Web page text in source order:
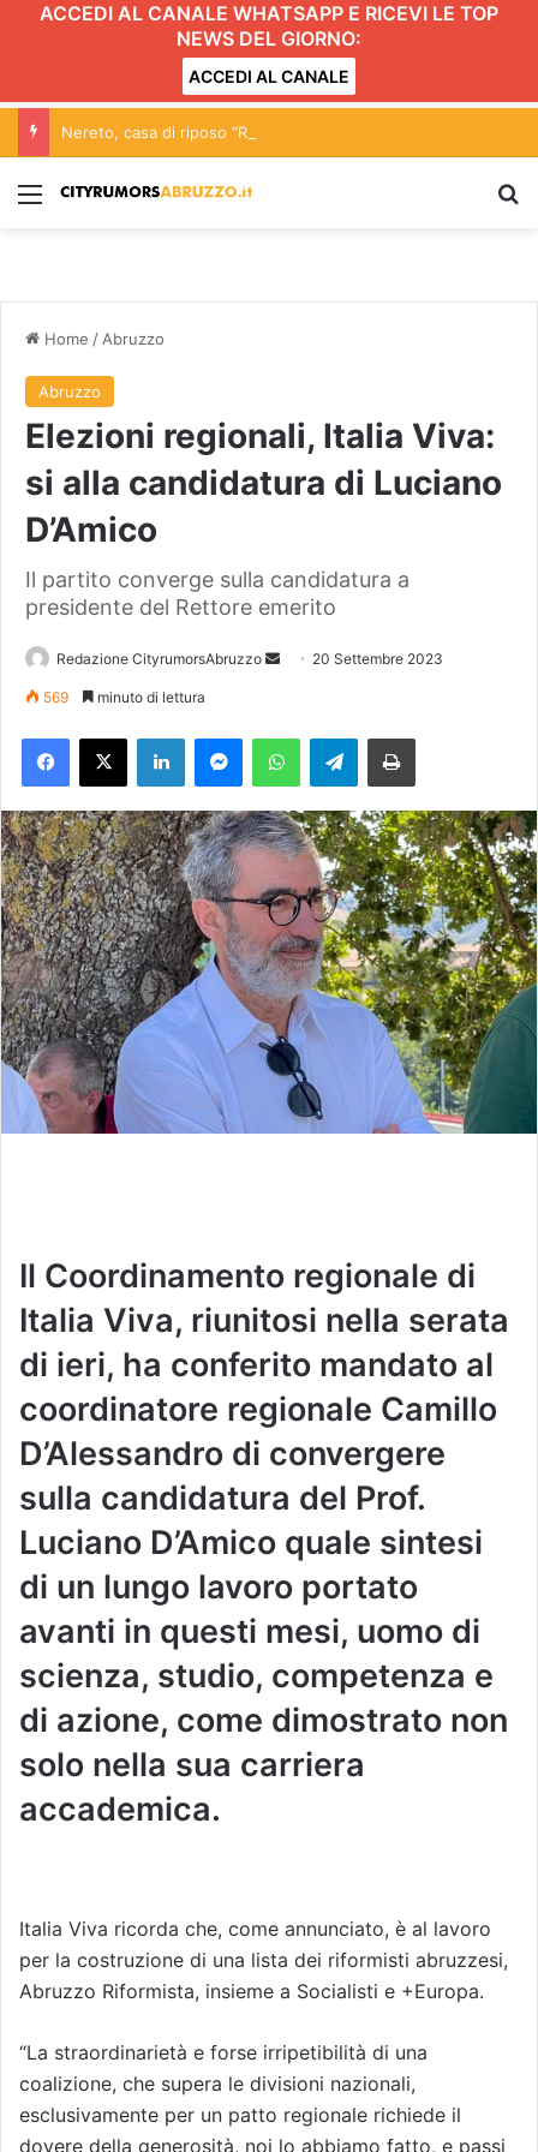
ACCEDI AL CANALE WHATSAPP E RICEVI LE TOP
NEWS DEL GIORNO:
ACCEDI AL CANALE
Menu
Home /Abruzzo
Abruzzo
Elezioni regionali, Italia Viva:
si alla candidatura di Luciano
D’Amico
Il partito converge sulla candidatura a
presidente del Rettore emerito
Redazione CityrumorsAbruzzo
a
n
'
e
m
a
i
l
20 Settembre 2023
569 minuto di lettura
Telegram
Il Coordinamento regionale di
Italia Viva, riunitosi nella serata
di ieri, ha conferito mandato al
coordinatore regionale Camillo
D’Alessandro di convergere
sulla candidatura del Prof.
Luciano D’Amico quale sintesi
di un lungo lavoro portato
avanti in questi mesi, uomo di
scienza, studio, competenza e
di azione, come dimostrato non
solo nella sua carriera
accademica.
Italia Viva ricorda che, come annunciato, è al lavoro
per la costruzione di una lista dei riformisti abruzzesi,
Abruzzo Riformista, insieme a Socialisti e +Europa.
“La straordinarietà e forse irripetibilità di una
coalizione, che supera le divisioni nazionali,
esclusivamente per un patto regionale richiede il
dovere della generosità, noi lo abbiamo fatto, e passi